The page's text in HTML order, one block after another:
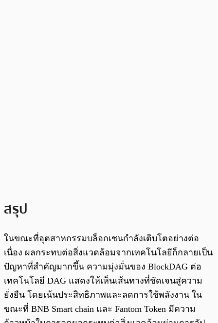
สรุป
ในขณะที่อุตสาหกรรมบล็อกเชนกำลังเติบโตอย่างต่อ
เนื่อง ผลกระทบต่อสิ่งแวดล้อมจากเทคโนโลยีก็กลายเป็น
ปัญหาที่สำคัญมากขึ้น ความมุ่งมั่นของ BlockDAG ต่อ
เทคโนโลยี DAG แสดงให้เห็นเส้นทางที่ชัดเจนสู่ความ
ยั่งยืน โดยเน้นประสิทธิภาพและลดการใช้พลังงาน ใน
ขณะที่ BNB Smart chain และ Fantom Token มีความ